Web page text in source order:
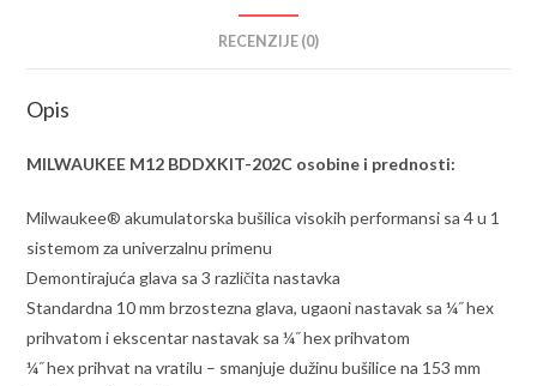
RECENZIJE (0)
Opis
MILWAUKEE M12 BDDXKIT-202C osobine i prednosti:
Milwaukee® akumulatorska bušilica visokih performansi sa 4 u 1
sistemom za univerzalnu primenu
Demontirajuća glava sa 3 različita nastavka
Standardna 10 mm brzostezna glava, ugaoni nastavak sa ¼˝ hex
prihvatom i ekscentar nastavak sa ¼˝ hex prihvatom
¼˝ hex prihvat na vratilu – smanjuje dužinu bušilice na 153 mm